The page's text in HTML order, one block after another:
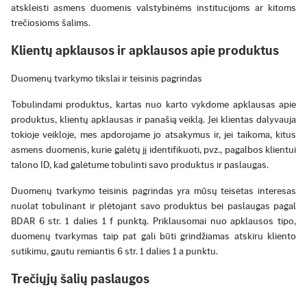
atskleisti asmens duomenis valstybinėms institucijoms ar kitoms
trečiosioms šalims.
Klientų apklausos ir apklausos apie produktus
Duomenų tvarkymo tikslai ir teisinis pagrindas
Tobulindami produktus, kartas nuo karto vykdome apklausas apie
produktus, klientų apklausas ir panašią veiklą. Jei klientas dalyvauja
tokioje veikloje, mes apdorojame jo atsakymus ir, jei taikoma, kitus
asmens duomenis, kurie galėtų jį identifikuoti, pvz., pagalbos klientui
talono ID, kad galėtume tobulinti savo produktus ir paslaugas.
Duomenų tvarkymo teisinis pagrindas yra mūsų teisėtas interesas
nuolat tobulinant ir plėtojant savo produktus bei paslaugas pagal
BDAR 6 str. 1 dalies 1 f punktą. Priklausomai nuo apklausos tipo,
duomenų tvarkymas taip pat gali būti grindžiamas atskiru kliento
sutikimu, gautu remiantis 6 str. 1 dalies 1 a punktu.
Trečiųjų šalių paslaugos